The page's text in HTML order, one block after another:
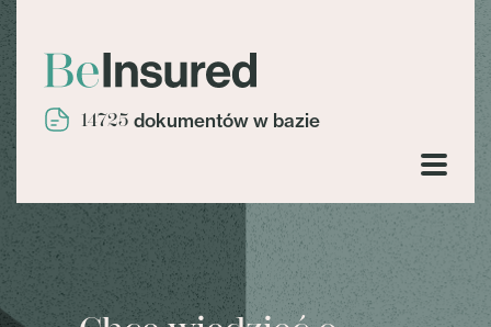
14725 dokumentów w bazie